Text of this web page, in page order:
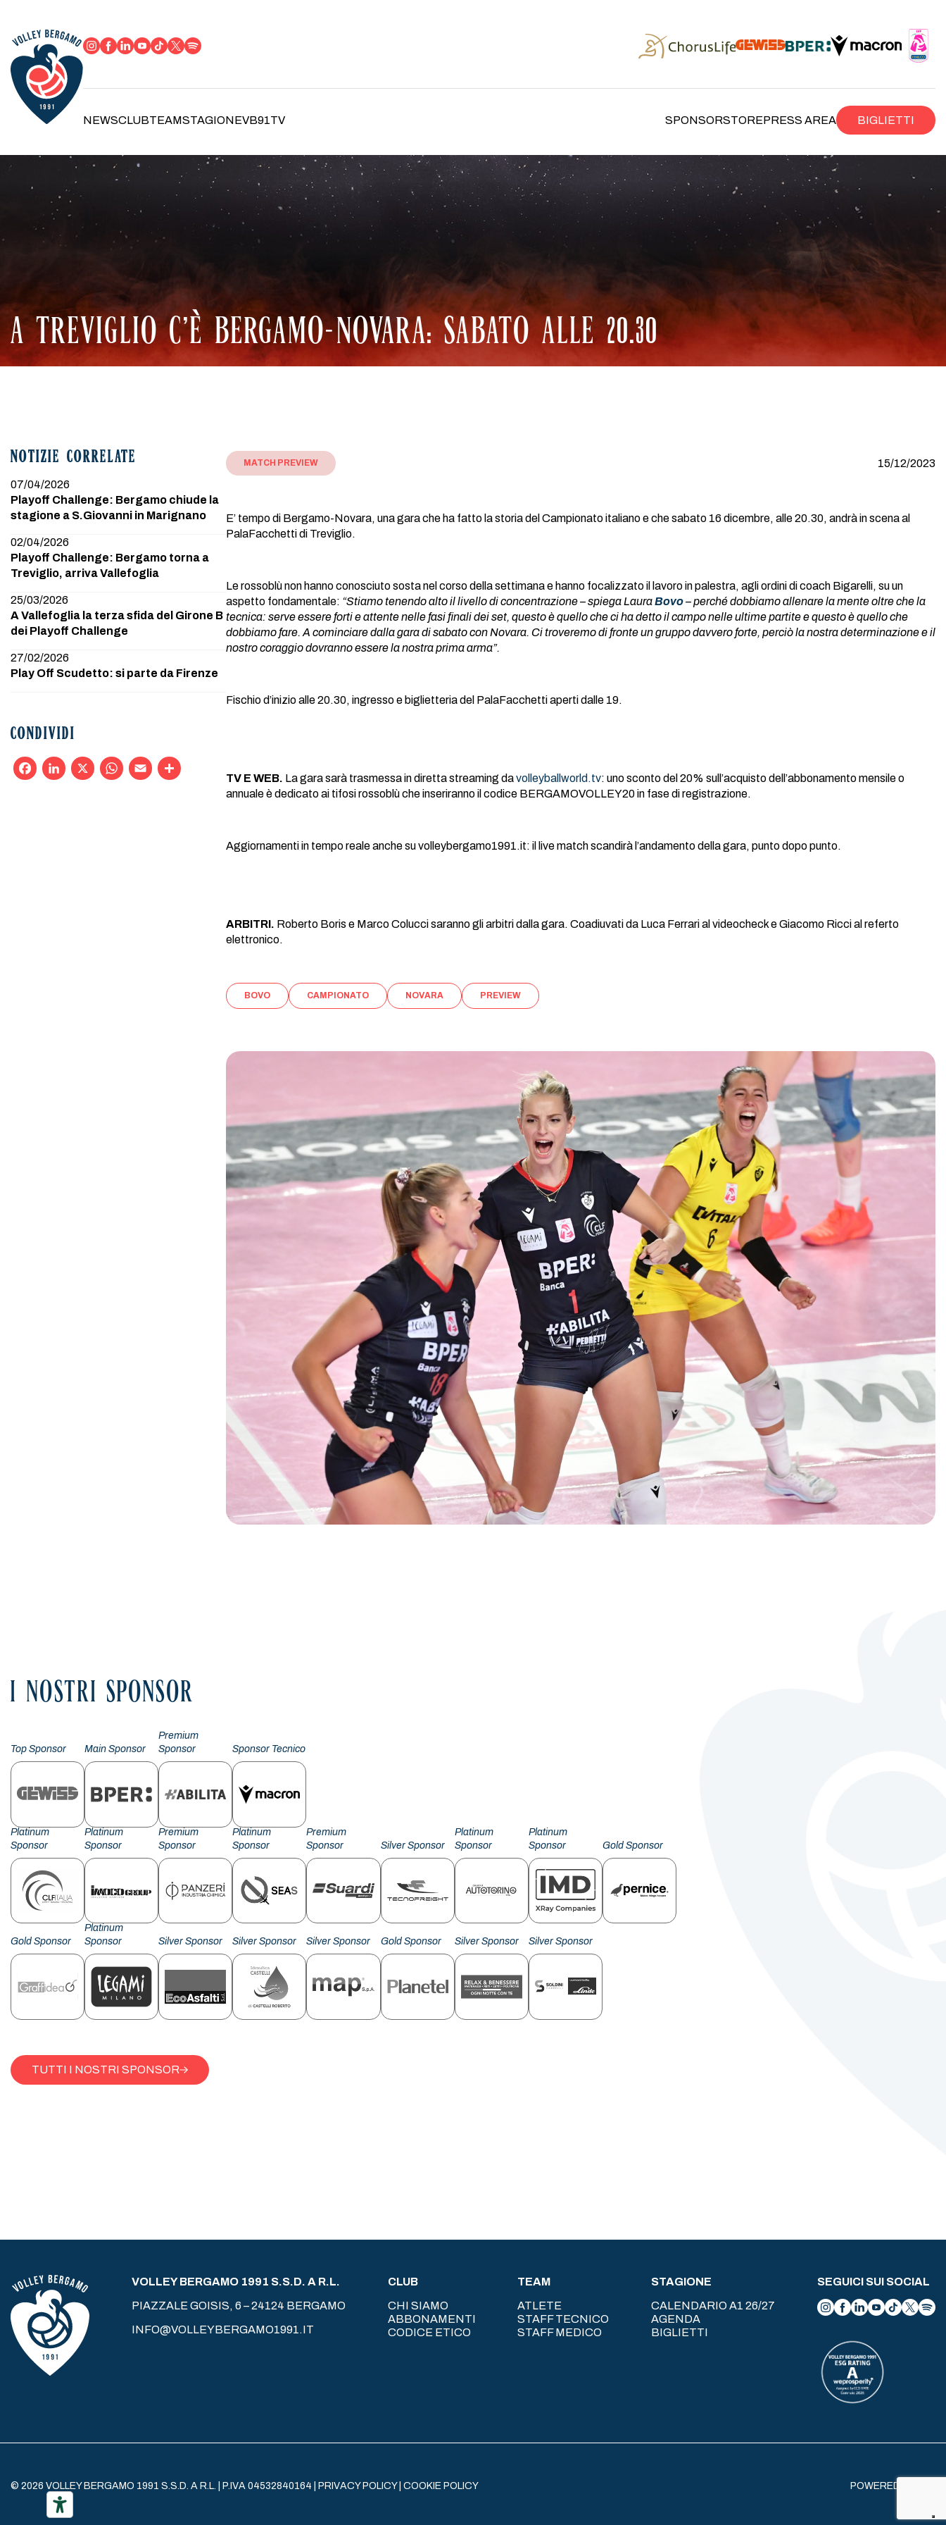
NEWSCLUBTEAMSTAGIONEVB91TV SPONSORSTOREPRESS AREA BIGLIETTI
A TREVIGLIO C’È BERGAMO-NOVARA: SABATO ALLE 20.30
NOTIZIE CORRELATE
07/04/2026
Playoff Challenge: Bergamo chiude la
stagione a S.Giovanni in Marignano
02/04/2026
Playoff Challenge: Bergamo torna a
Treviglio, arriva Vallefoglia
25/03/2026
A Vallefoglia la terza sfida del Girone B
dei Playoff Challenge
27/02/2026
Play Off Scudetto: si parte da Firenze
CONDIVIDI
MATCH PREVIEW 15/12/2023
E’ tempo di Bergamo-Novara, una gara che ha fatto la storia del Campionato italiano e che sabato 16 dicembre, alle 20.30, andrà in scena al
PalaFacchetti di Treviglio.
Le rossoblù non hanno conosciuto sosta nel corso della settimana e hanno focalizzato il lavoro in palestra, agli ordini di coach Bigarelli, su un
aspetto fondamentale: “Stiamo tenendo alto il livello di concentrazione – spiega LauraBovo– perché dobbiamo allenare la mente oltre che la
tecnica: serve essere forti e attente nelle fasi finali dei set, questo è quello che ci ha detto il campo nelle ultime partite e questo è quello che
dobbiamo fare. A cominciare dalla gara di sabato con Novara. Ci troveremo di fronte un gruppo davvero forte, perciò la nostra determinazione e il
nostro coraggio dovranno essere la nostra prima arma”.
Fischio d’inizio alle 20.30, ingresso e biglietteria del PalaFacchetti aperti dalle 19.
TV E WEB. La gara sarà trasmessa in diretta streaming davolleyballworld.tv: uno sconto del 20% sull’acquisto dell’abbonamento mensile o
annuale è dedicato ai tifosi rossoblù che inseriranno il codice BERGAMOVOLLEY20 in fase di registrazione.
Aggiornamenti in tempo reale anche su volleybergamo1991.it: il live match scandirà l’andamento della gara, punto dopo punto.
ARBITRI. Roberto Boris e Marco Colucci saranno gli arbitri dalla gara. Coadiuvati da Luca Ferrari al videocheck e Giacomo Ricci al referto
elettronico.
BOVO CAMPIONATO NOVARA PREVIEW
I NOSTRI SPONSOR
Top Sponsor Main Sponsor
Premium
Sponsor
Sponsor Tecnico
Platinum
Sponsor
Platinum
Sponsor
Premium
Sponsor
Platinum
Sponsor
Premium
Sponsor
Silver Sponsor
Platinum
Sponsor
Platinum
Sponsor
Gold Sponsor
Gold Sponsor
Platinum
Sponsor
Silver Sponsor Silver Sponsor Silver Sponsor Gold Sponsor Silver Sponsor Silver Sponsor
TUTTI I NOSTRI SPONSOR
VOLLEY BERGAMO 1991 S.S.D. A R.L.
PIAZZALE GOISIS, 6 – 24124 BERGAMO
INFO@VOLLEYBERGAMO1991.IT
CLUB
CHI SIAMO
ABBONAMENTI
CODICE ETICO
TEAM
ATLETE
STAFF TECNICO
STAFF MEDICO
STAGIONE
CALENDARIO A1 26/27
AGENDA
BIGLIETTI
SEGUICI SUI SOCIAL
© 2026 VOLLEY BERGAMO 1991 S.S.D. A R.L. | P.IVA 04532840164 | PRIVACY POLICY| COOKIE POLICY POWERED BY